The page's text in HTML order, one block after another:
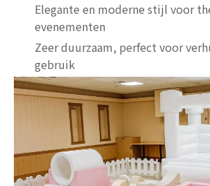
Elegante en moderne stijl voor
evenementen
Zeer duurzaam, perfect voor
gebruik